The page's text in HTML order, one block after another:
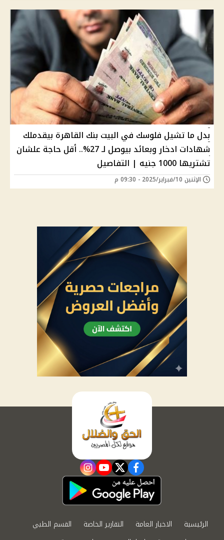
بدل ما تشيل فلوسك في البيت بنك القاهرة بيقدملك
شهادات ادخار وبعائد بيوصل لـ 27%.. أقل حاجة علشان
تشتريها 1000 جنيه | التفاصيل
الإثنين 10/فبراير/2025 - 09:30 م
facebook
twitter
youtube
instagram
الرئيسية الاخبار العامة التقارير الخاصة
القسم الطبي